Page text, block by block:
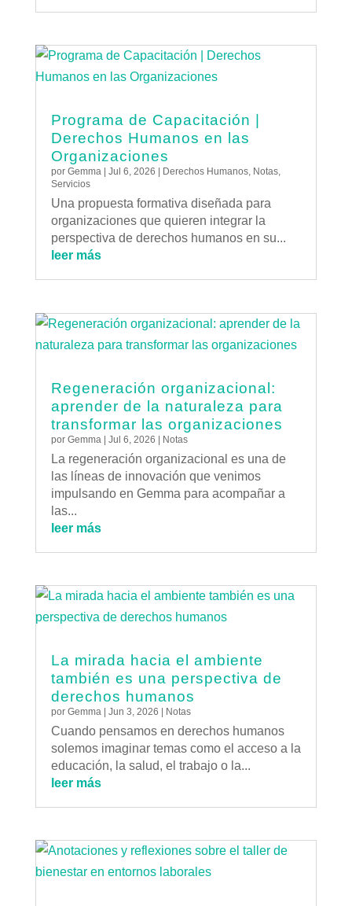
Programa de Capacitación |
Derechos Humanos en las
Organizaciones
por Gemma| Jul 6, 2026 Derechos Humanos, Notas,
Servicios
Una propuesta formativa diseñada para
organizaciones que quieren integrar la
perspectiva de derechos humanos en su...
leer más
Regeneración organizacional:
aprender de la naturaleza para
transformar las organizaciones
por Gemma | Jul 6, 2026 | Notas
La regeneración organizacional es una de
las líneas de innovación que venimos
impulsando en Gemma para acompañar a
las...
leer más
La mirada hacia el ambiente
también es una perspectiva de
derechos humanos
por Gemma | Jun 3, 2026 | Notas
Cuando pensamos en derechos humanos
solemos imaginar temas como el acceso a la
educación, la salud, el trabajo o la...
leer más